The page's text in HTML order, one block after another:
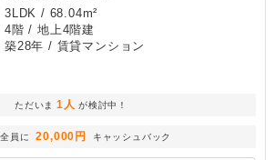
3LDK / 68.04m²
4階 / 地上4階建
築28年 / 賃貸マンション
ただいま 1人 が検討中！
員に 20,000円 キャッシュバック